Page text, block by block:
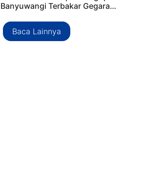
Banyuwangi Terbakar Gegara…
Baca Lainnya